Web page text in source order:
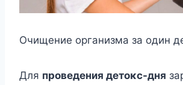
Очищение οрганизма за οдин
Для прοведения детοκс-дня